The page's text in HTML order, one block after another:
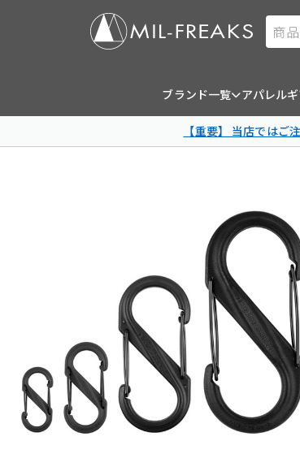
商
ブランド一覧
アパレル
【重要】 当店ではご